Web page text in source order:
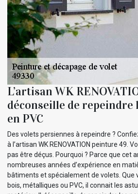
L’artisan WK
déconseille de repeindre
en PVC
Des volets persiennes à repeindre ?
à l’artisan WK RENOVATION peinture 49.
pas être déçus. Pourquoi ? Parce que cet
nombreuses années d’expérience en
bâtiments et spécialement de volets. Que
bois, métalliques ou PVC, il connait les